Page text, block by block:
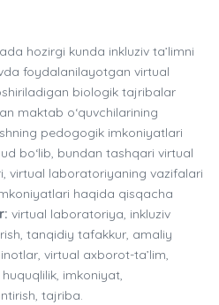
hozirgi kunda inkluziv ta’limni
foydalanilayotgan virtual
biologik tajribalar
maktab o‘quvchilarining
pedogogik imkoniyatlari
bo‘lib, bundan tashqari virtual
virtual laboratoriyaning vazifalari
haqida qisqacha
virtual laboratoriya, inkluziv
tanqidiy tafakkur, amaliy
virtual axborot-ta’lim,
imkoniyat,
tajriba.